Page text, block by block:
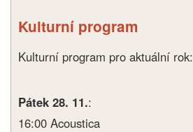
Kulturní program
Kulturní program pro aktuální rok:
Pátek 28. 11.:
16:00 Acoustica